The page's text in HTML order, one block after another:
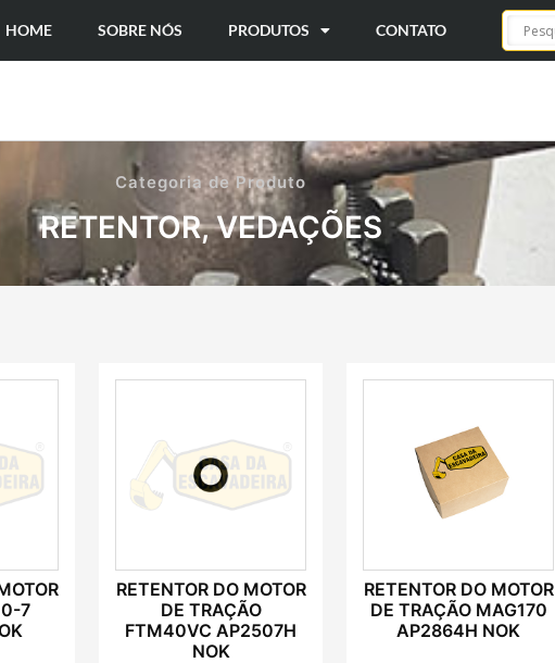
HOME SOBRE NÓS PRODUTOS CONTATO
Categoria de Produto
RETENTOR,VEDAÇÕES
7
RETENTOR DO MOTOR
DE TRAÇÃO
FTM40VC AP2507H
NOK
RETENTOR DO MOTOR
DE TRAÇÃO MAG170
AP2864H NOK